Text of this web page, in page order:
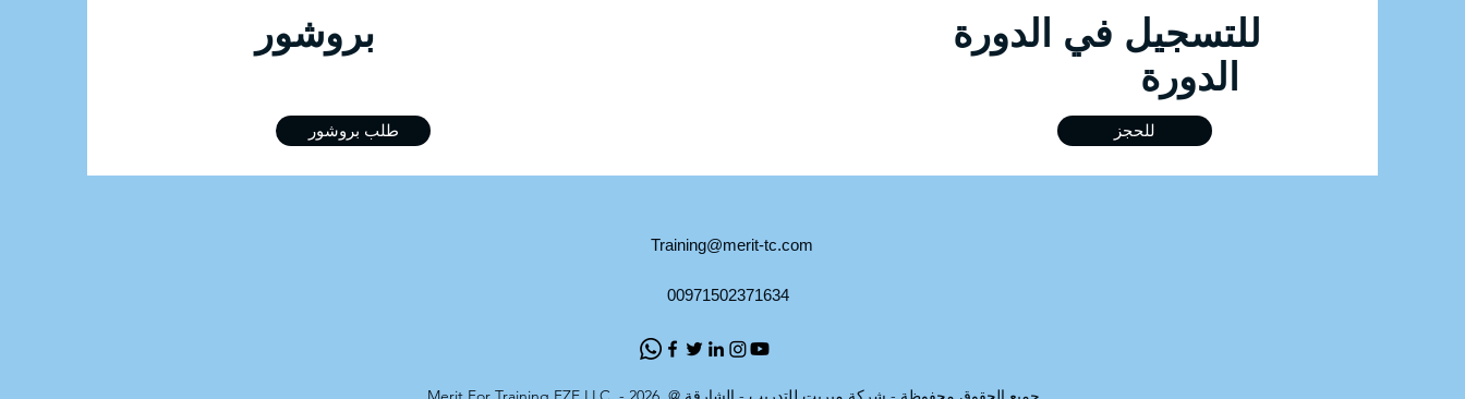
طلب بروشور للحجز
Training@merit-tc.com
00971502371634